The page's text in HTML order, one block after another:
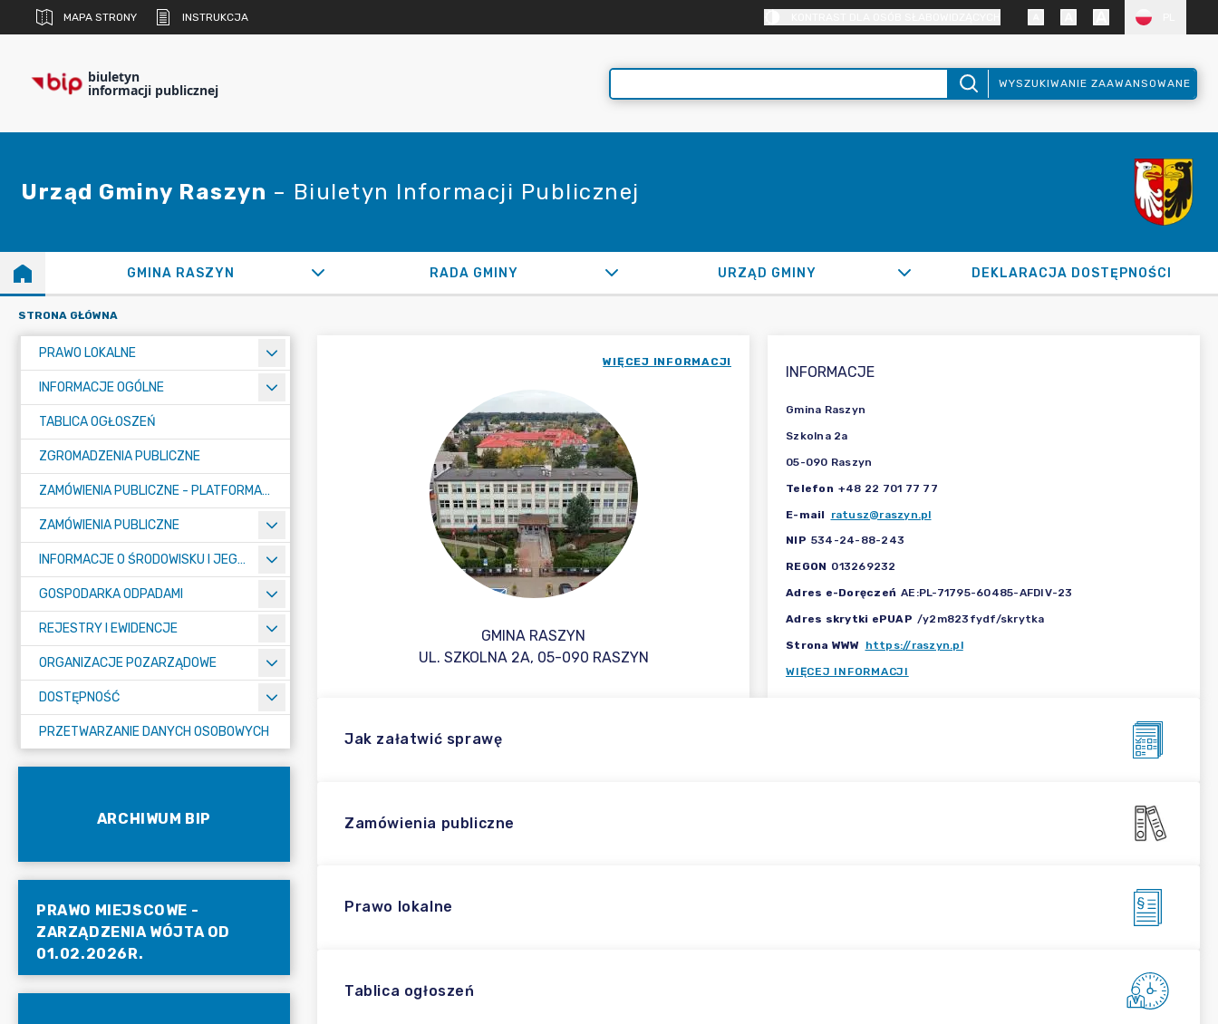
MAPA STRONY INSTRUKCJA
biuletyn
informacji publicznej WYSZUKIWANIE ZAAWANSOWANE
Urząd Gminy Raszyn – Biuletyn Informacji Publicznej
GMINA RASZYN RADA GMINY URZĄD GMINY DEKLARACJA DOSTĘPNOŚCI
STRONA GŁÓWNA
PRAWO LOKALNE
INFORMACJE OGÓLNE
TABLICA OGŁOSZEŃ
ZGROMADZENIA PUBLICZNE
ZAMÓWIENIA PUBLICZNE - PLATFORMA ZAKUPOWA (OD 01.05.2025R.)
ZAMÓWIENIA PUBLICZNE
INFORMACJE O ŚRODOWISKU I JEGO OCHRONIE
GOSPODARKA ODPADAMI
REJESTRY I EWIDENCJE
ORGANIZACJE POZARZĄDOWE
DOSTĘPNOŚĆ
PRZETWARZANIE DANYCH OSOBOWYCH
ARCHIWUM BIP
PRAWO MIEJSCOWE -
ZARZĄDZENIA WÓJTA OD
01.02.2026R.
GMINA RASZYN
WIĘCEJ INFORMACJI
UL. SZKOLNA 2A, 05-090 RASZYN
INFORMACJE
Gmina Raszyn
Szkolna 2a
05-090 Raszyn
Telefon +48 22 701 77 77
E-mail ratusz@raszyn.pl
NIP 534-24-88-243
REGON 013269232
Adres e-Doręczeń AE:PL-71795-60485-AFDIV-23
Adres skrytki ePUAP /y2m823fydf/skrytka
Strona WWW https://raszyn.pl
WIĘCEJ INFORMACJI
Jak załatwić sprawę
Zamówienia publiczne
Prawo lokalne
Tablica ogłoszeń